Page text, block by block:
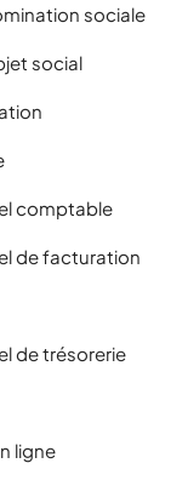
sociale
social
comptable
de facturation
de trésorerie
ligne